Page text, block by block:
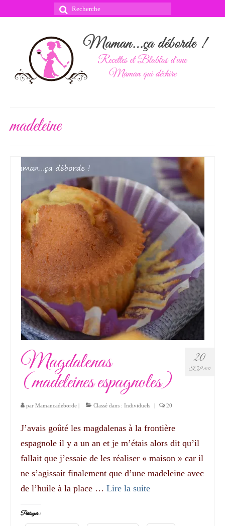
Rechercher
madeleine
20
SEP 2017
Magdalenas
(madeleines espagnoles)
par Mamancadeborde | Classé dans : Individuels | 20
J’avais goûté les magdalenas à la frontière
espagnole il y a un an et je m’étais alors dit qu’il
fallait que j’essaie de les réaliser « maison » car il
ne s’agissait finalement que d’une madeleine avec
de l’huile à la place … Lire la suite­­
Partager :